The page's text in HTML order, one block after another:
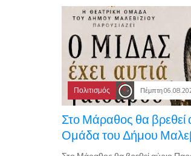
Πολιτισμός Πέμπτη
Στο Μάραθος θα βρεθεί
Ομάδα του Δήμου